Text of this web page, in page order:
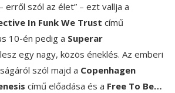
erről szól az élet” – ezt vallja a
In Funk We Trust című
10-én pedig a Superar
egy nagy, közös éneklés. Az emberi
szól majd a Copenhagen
című előadása és a Free To Be…